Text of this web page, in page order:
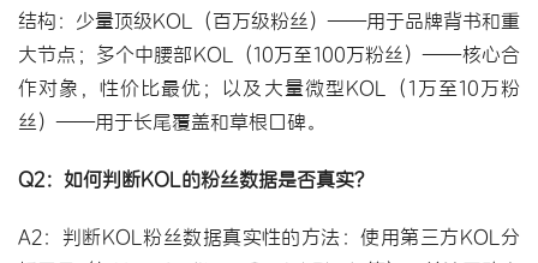
结构：少量顶级KOL（百万级粉丝）——用于品牌背书和重
大节点；多个中腰部KOL（10万至100万粉丝）——核心合
作对象，性价比最优；以及大量微型KOL（1万至10万粉
丝）——用于长尾覆盖和草根口碑。
Q2：如何判断KOL的粉丝数据是否真实？
A2：判断KOL粉丝数据真实性的方法：使用第三方KOL分